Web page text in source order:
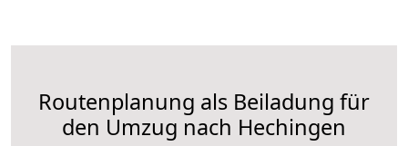
Routenplanung als Beiladung für
den Umzug nach Hechingen